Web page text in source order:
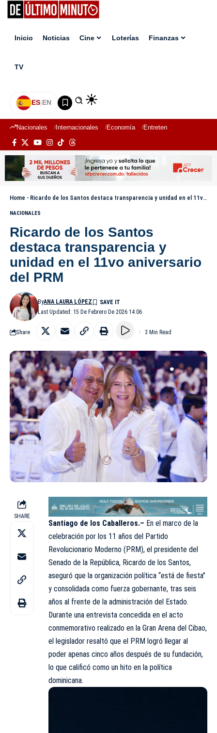
Inicio Noticias Cine Loterías Finanzas
TV
ES|EN
Nacionales Internacionales Economía Entretenimiento
Home - Ricardo de los Santos destaca transparencia y unidad en el 11vo aniversario del PRM
NACIONALES
Ricardo de los Santos
destaca transparencia y
unidad en el 11vo aniversario
del PRM
Last Updated: 15 De Febrero De 2026 14:06
ByANA LAURA LÓPEZ
Share 3 Min Read
SHARE
Santiago de los Caballeros.– En el marco de la
celebración por los 11 años del Partido
Revolucionario Moderno (PRM), el presidente del
Senado de la República, Ricardo de los Santos,
aseguró que la organización política “está de fiesta”
y consolidada como fuerza gobernante, tras seis
años al frente de la administración del Estado.
Durante una entrevista concedida en el acto
conmemorativo realizado en la Gran Arena del Cibao,
el legislador resaltó que el PRM logró llegar al
poder apenas cinco años después de su fundación,
lo que calificó como un hito en la política
dominicana.